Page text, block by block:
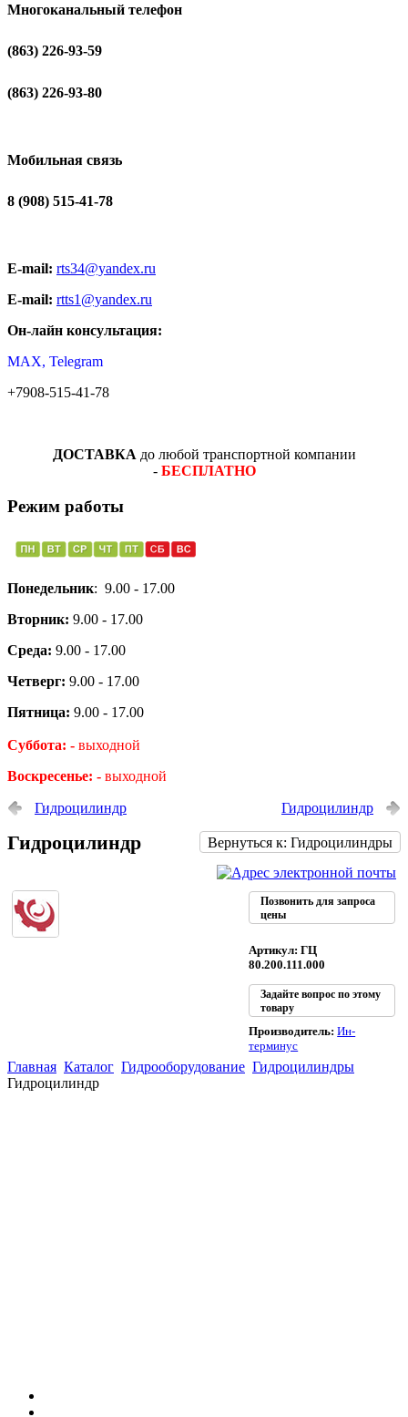
Многоканальный телефон
(863) 226-93-59
(863) 226-93-80
Мобильная связь
8 (908) 515-41-78
E-mail: rts34@yandex.ru
E-mail: rtts1@yandex.ru
Он-лайн консультация:
MAX, Telegram
+7908-515-41-78
ДОСТАВКА до любой транспортной компании
- БЕСПЛАТНО
Режим работы
Понедельник: 9.00 - 17.00
Вторник: 9.00 - 17.00
Среда: 9.00 - 17.00
Четверг: 9.00 - 17.00
Пятница: 9.00 - 17.00
Суббота: - выходной
Воскресенье: - выходной
Гидроцилиндр Гидроцилиндр
Вернуться к: Гидроцилиндры
Гидроцилиндр
Позвонить для запроса
цены
Артикул: ГЦ
80.200.111.000
Задайте вопрос по этому
товару
Производитель:Ин-
терминус
Главная Каталог Гидрооборудование Гидроцилиндры
Гидроцилиндр